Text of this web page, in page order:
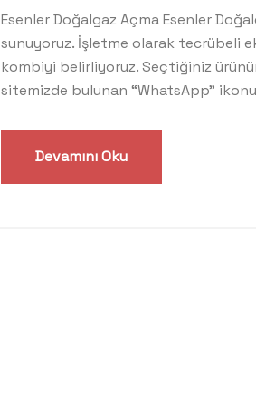
Esenler Doğalgaz Açma Esenler
sunuyoruz. İşletme olarak tecrübeli
kombiyi belirliyoruz. Seçtiğiniz
sitemizde bulunan “WhatsApp”
Devamını Oku